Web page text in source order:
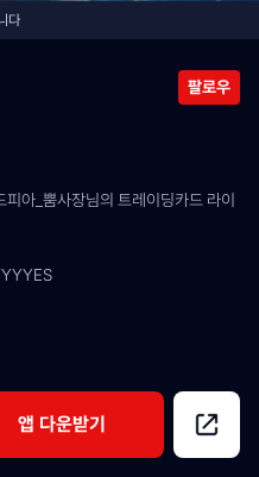
다
팔로우
아_뿜사장님의 트레이딩카드 라이
앱 다운받기